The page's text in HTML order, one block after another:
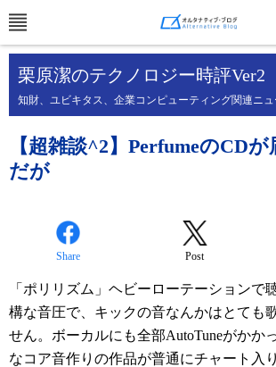
栗原潔のテクノロジー時評Ver2
知財、ユビキタス、企業コンピューティング関連ニ
【超雑談^2】PerfumeのCD
だが
Share Post
「ポリリズム」ヘビーローテーションで
構な音圧で、キックの音なんかはとても
せん。ボーカルにも全部AutoTuneがかか
なコア音作りの作品が普通にチャート入